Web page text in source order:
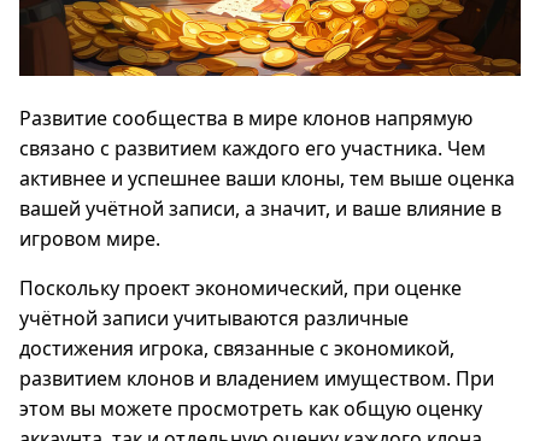
Развитие сообщества в мире клонов напрямую
связано с развитием каждого его участника. Чем
активнее и успешнее ваши клоны, тем выше оценка
вашей учётной записи, а значит, и ваше влияние в
игровом мире.
Поскольку проект экономический, при оценке
учётной записи учитываются различные
достижения игрока, связанные с экономикой,
развитием клонов и владением имуществом. При
этом вы можете просмотреть как общую оценку